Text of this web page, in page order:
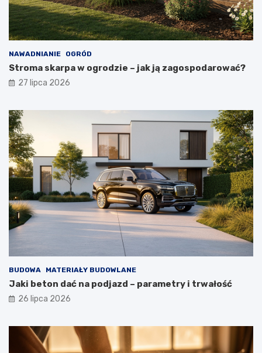
NAWADNIANIE OGRÓD
Stroma skarpa w ogrodzie – jak ją zagospodarować?
27 lipca 2026
BUDOWA MATERIAŁY BUDOWLANE
Jaki beton dać na podjazd – parametry i trwałość
26 lipca 2026